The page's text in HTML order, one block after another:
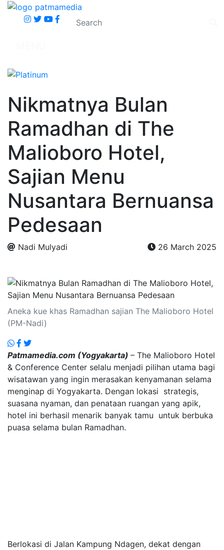
Nikmatnya Bulan
Ramadhan di The
Malioboro Hotel,
Sajian Menu
Nusantara Bernuansa
Pedesaan
Nadi Mulyadi
26 March 2025
Aneka kue khas Ramadhan sajian The Malioboro Hotel
(PM-Nadi)
Patmamedia.com (Yogyakarta) – The Malioboro Hotel
& Conference Center selalu menjadi pilihan utama bagi
wisatawan yang ingin merasakan kenyamanan selama
menginap di Yogyakarta. Dengan lokasi strategis,
suasana nyaman, dan penataan ruangan yang apik,
hotel ini berhasil menarik banyak tamu untuk berbuka
puasa selama bulan Ramadhan.
Berlokasi di Jalan Kampung Ndagen, dekat dengan